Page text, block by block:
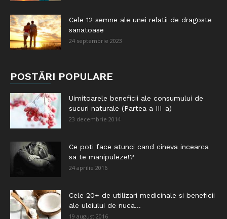
Cele 12 semne ale unei relatii de dragoste
sanatoase
24 septembrie 2023
POSTĂRI POPULARE
Uimitoarele beneficii ale consumului de
sucuri naturale (Partea a III-a)
23 decembrie 2014
Ce poti face atunci cand cineva incearca
sa te manipuleze!?
24 aprilie 2016
Cele 20+ de utilizari medicinale si beneficii
ale uleiului de nuca...
19 august 2016